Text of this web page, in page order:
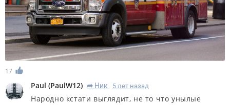
17
Paul (PaulW12) R Ник 5 лет назад
Народно кстати выглядит, не то что унылые